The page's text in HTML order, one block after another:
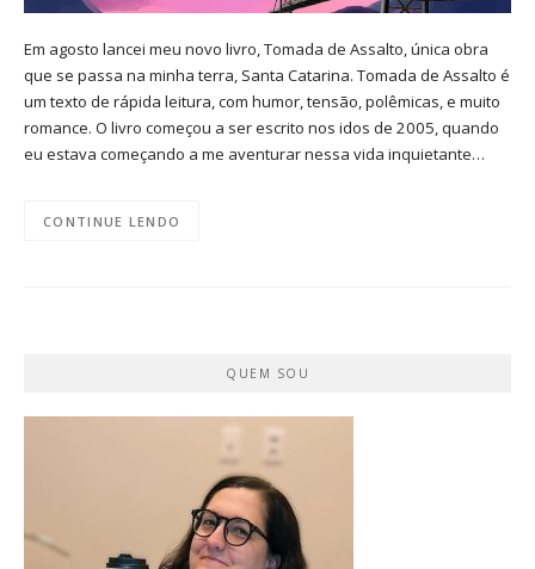
Em agosto lancei meu novo livro, Tomada de Assalto, única obra
que se passa na minha terra, Santa Catarina. Tomada de Assalto é
um texto de rápida leitura, com humor, tensão, polêmicas, e muito
romance. O livro começou a ser escrito nos idos de 2005, quando
eu estava começando a me aventurar nessa vida inquietante…
CONTINUE LENDO
QUEM SOU